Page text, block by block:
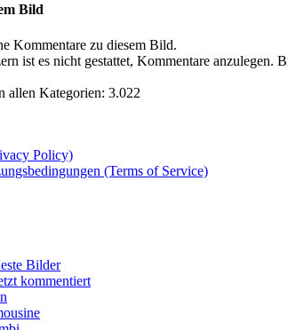
Bild
Kommentare zu diesem Bild.
ist es nicht gestattet, Kommentare anzulegen.
allen Kategorien: 3.022
Policy)
(Terms of Service)
Bilder
kommentiert